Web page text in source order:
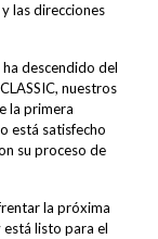
las direcciones
descendido del
nuestros
la primera
está satisfecho
su proceso de
la próxima
listo para el